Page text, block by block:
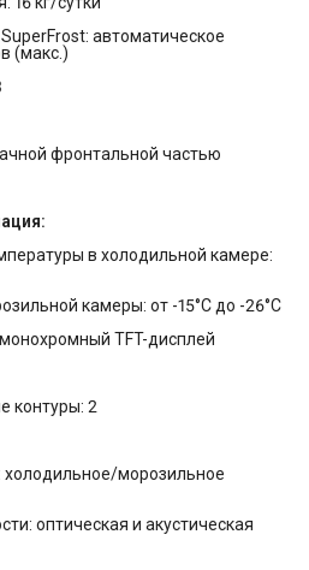
автоматическое
(макс.)
фронтальной частью
в холодильной камере:
камеры: от -15°C до -26°C
TFT-дисплей
контуры: 2
морозильное
оптическая и акустическая